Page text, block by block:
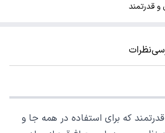
و قدرتمند
نظرات
که برای استفاده در همه جا و